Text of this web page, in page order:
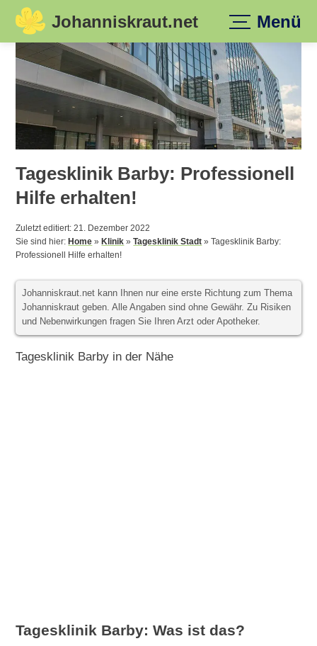
Skip
content
Johanniskraut.net Menü
Tagesklinik Barby: Professionell
Hilfe erhalten!
Zuletzt editiert: 21. Dezember 2022
Sie sind hier:Home »Klinik »Tagesklinik Stadt »Tagesklinik Barby:
Professionell Hilfe erhalten!
Johanniskraut.net kann Ihnen nur eine erste Richtung zum Thema
Johanniskraut geben. Alle Angaben sind ohne Gewähr. Zu Risiken
und Nebenwirkungen fragen Sie Ihren Arzt oder Apotheker.
Tagesklinik Barby in der Nähe
Tagesklinik Barby: Was ist das?